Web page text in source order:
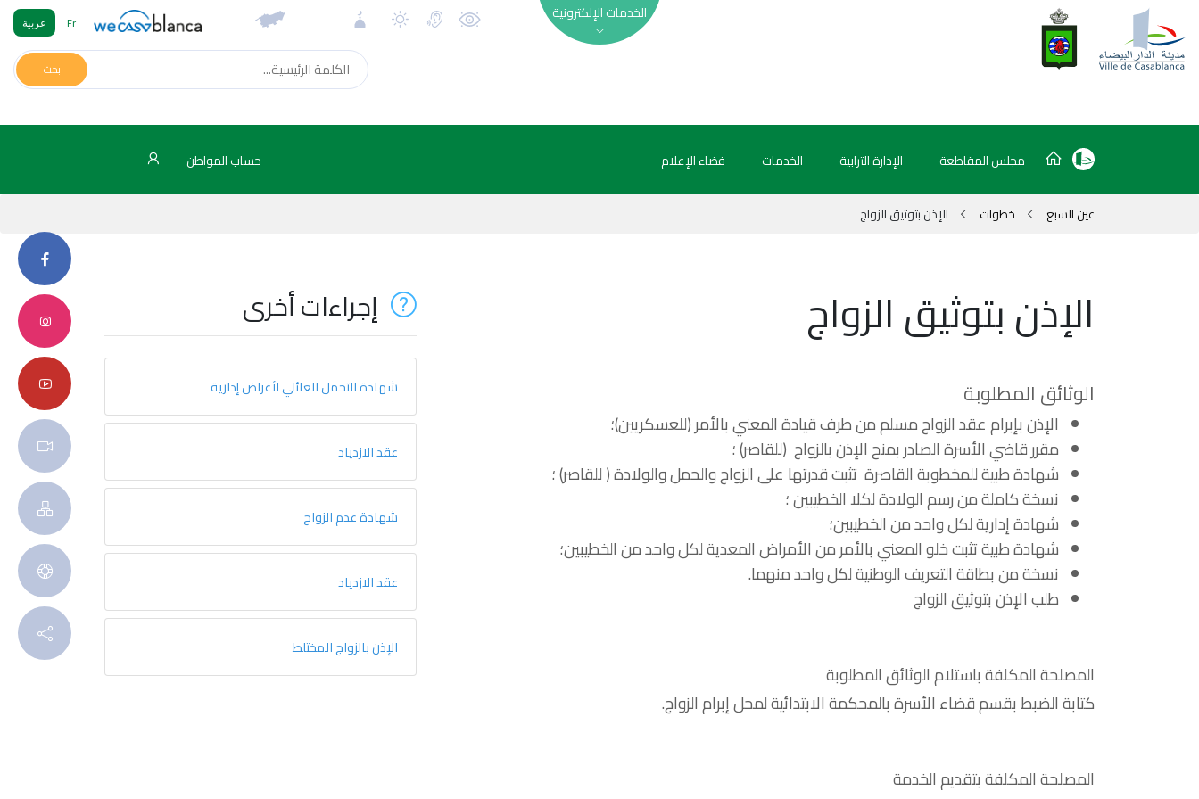
الخدمات الإلكترونية Fr عربية
بحث
مجلس المقاطعة الإدارة الترابية الخدمات فضاء الإعلام حساب المواطن
عين السبع خطوات الإذن بتوثيق الزواج
الإذن بتوثيق الزواج
الوثائق المطلوبة
الإذن بإبرام عقد الزواج مسلم من طرف قيادة المعني بالأمر (للعسكريين)؛
مقرر قاضي الأسرة الصادر بمنح الإذن بالزواج (للقاصر) ؛
شهادة طبية للمخطوبة القاصرة تثبت قدرتها على الزواج والحمل والولادة ( للقاصر) ؛
نسخة كاملة من رسم الولادة لكلا الخطيبين ؛
شهادة إدارية لكل واحد من الخطيبين؛
شهادة طبية تثبت خلو المعني بالأمر من الأمراض المعدية لكل واحد من الخطيبين؛
نسخة من بطاقة التعريف الوطنية لكل واحد منهما.
طلب الإذن بتوثيق الزواج
المصلحة المكلفة باستلام الوثائق المطلوبة
كتابة الضبط بقسم قضاء الأسرة بالمحكمة الابتدائية لمحل إبرام الزواج.
المصلحة المكلفة بتقديم الخدمة
إجراءات أخرى
شهادة التحمل العائلي لأغراض إدارية
عقد الازدياد
شهادة عدم الزواج
عقد الازدياد
الإذن بالزواج المختلط